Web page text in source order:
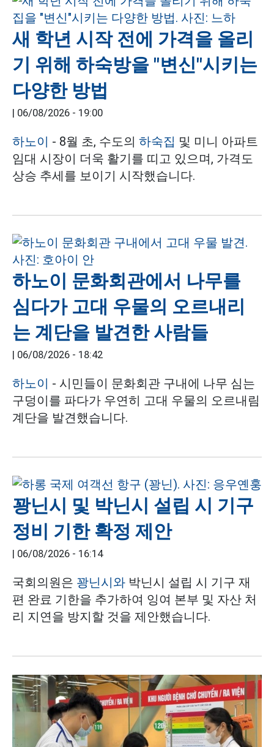
새 학년 시작 전에 가격을 올리
기 위해 하숙방을 "변신"시키는
다양한 방법
| 06/08/2026 - 19:00
하노이 - 8월 초, 수도의 하숙집 및 미니 아파트
임대 시장이 더욱 활기를 띠고 있으며, 가격도
상승 추세를 보이기 시작했습니다.
하노이 문화회관에서 나무를
심다가 고대 우물의 오르내리
는 계단을 발견한 사람들
| 06/08/2026 - 18:42
하노이 - 시민들이 문화회관 구내에 나무 심는
구덩이를 파다가 우연히 고대 우물의 오르내림
계단을 발견했습니다.
꽝닌시 및 박닌시 설립 시 기구
정비 기한 확정 제안
| 06/08/2026 - 16:14
국회의원은 꽝닌시와 박닌시 설립 시 기구 재
편 완료 기한을 추가하여 잉여 본부 및 자산 처
리 지연을 방지할 것을 제안했습니다.